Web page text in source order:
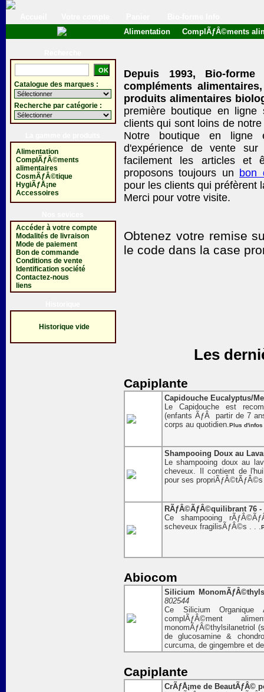
Alimentation
ComplÃƒÂ©ments
Catalogue des marques :
Recherche par catégorie :
Alimentation
ComplÃƒÂ©ments
alimentaires
CosmÃƒÂ©tique
HygiÃƒÅ¡ne
Accessoires
Accéder à votre compte
Modalités de livraison
Mode de paiement
Bon de commande
Conditions de vente
Identification société
Contactez-nous
liens
Historique vide
Depuis 1993, Bio-
compléments
produits alimentaires
première boutique en
clients qui sont loins de
Notre boutique en ligne
d'expérience de vente
facilement les articles et
proposons toujours un bon
pour les clients qui préfèrent
Merci pour votre visite.
Obtenez votre remise
le code dans la case
Les
Capiplante
Capidouche Eucalyptus/
Le Capidouche est
(enfants ÃƒÂ partir de 7
corps au quotidien.Plus d'infos
Shampooing Doux au
Le shampooing doux au
cheveux. Il contient de
pour ses propriÃƒÂ©tÃƒÂ©s
RÃƒÂ©ÃƒÂ©quilibrant 76 -
Ce shampooing
scheveux fragilisÃƒÂ©s . . .
Abiocom
Silicium
802544
Ce Silicium Organique
complÃƒÂ©ment
monomÃƒÂ©thylsilanetriol
de glucosamine &
curcuma, de gingembre et
Capiplante
CrÃƒÅ¡me de BeautÃƒÂ©